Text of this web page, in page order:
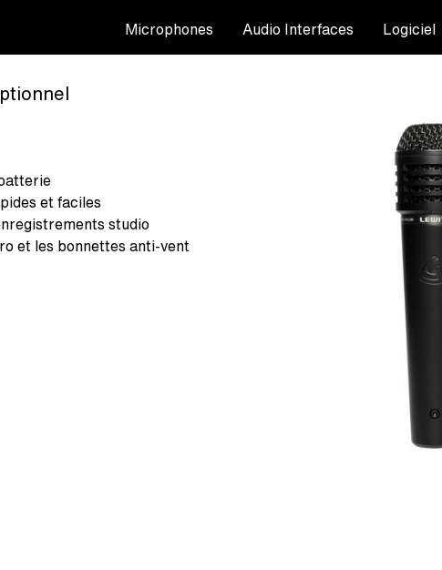
Microphones Audio Interfaces Logiciel
et faciles
studio
et les bonnettes anti-vent